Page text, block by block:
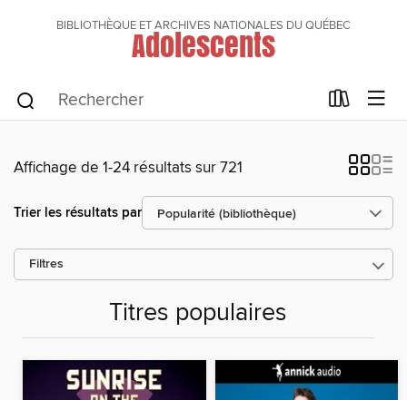
BIBLIOTHÈQUE ET ARCHIVES NATIONALES DU QUÉBEC
Adolescents
Affichage de 1-24 résultats sur 721
Trier les résultats par
Filtres
Titres populaires